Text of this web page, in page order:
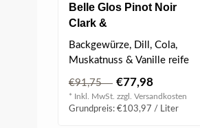
Belle Glos Pinot Noir
Clark &
Telephone 2023 0.75 l
Backgewürze, Dill, Cola,
Muskatnuss & Vanille reife
€91,75 €77,98
* Inkl. MwSt. zzgl. Versandkosten
Grundpreis: €103,97 / Liter